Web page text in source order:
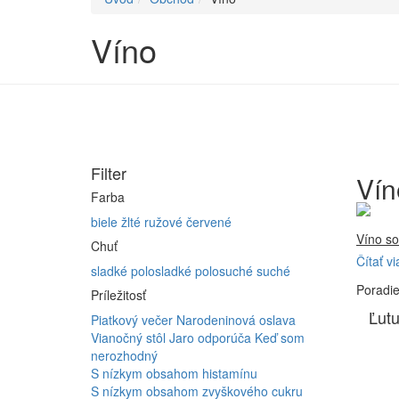
Víno
Filter
Farba
biele žlté ružové červené
Chuť
sladké polosladké polosuché suché
Príležitosť
Piatkový večer Narodeninová oslava
Vianočný stôl Jaro odporúča Keď som
nerozhodný
S nízkym obsahom histamínu
S nízkym obsahom zvyškového cukru
Víno
Firma
Čítať